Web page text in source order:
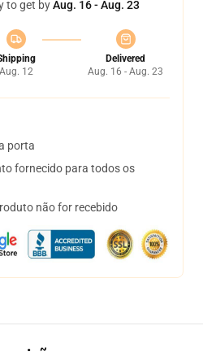
to get byAug. 16 - Aug. 23
Aug. 12
Delivered
Aug. 16 - Aug. 23
porta
fornecido para todos os
não for recebido